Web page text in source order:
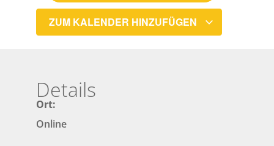
ZUM KALENDER HINZUFÜGEN
Details
Ort:
Online